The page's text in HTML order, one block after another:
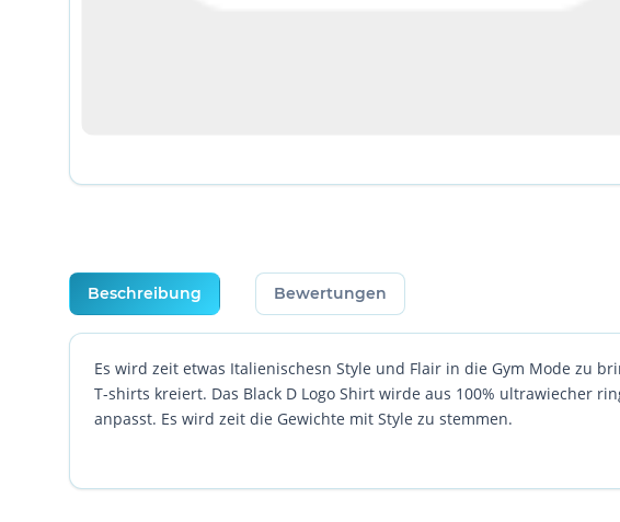
weitere Registerkarten anzeigen
Beschreibung Bewertungen
Es wird zeit etwas Italienischesn Style und Flair in die Gym Mode zu
T-shirts kreiert. Das Black D Logo Shirt wirde aus 100% ultrawiecher
anpasst. Es wird zeit die Gewichte mit Style zu stemmen.